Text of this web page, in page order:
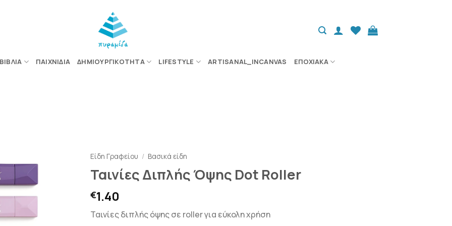
ΒΙΒΛΊΑ ΠΑΙΧΝΊΔΙΑ ΔΗΜΙΟΥΡΓΙΚΌΤΗΤΑ LIFESTYLE ARTISANAL_INCANVAS ΕΠΟΧΙΑΚΆ
Είδη Γραφείου / Βασικά είδη
Ταινίες Διπλής Όψης Dot Roller
€1.40
Ταινίες διπλής όψης σε roller για εύκολη χρήση